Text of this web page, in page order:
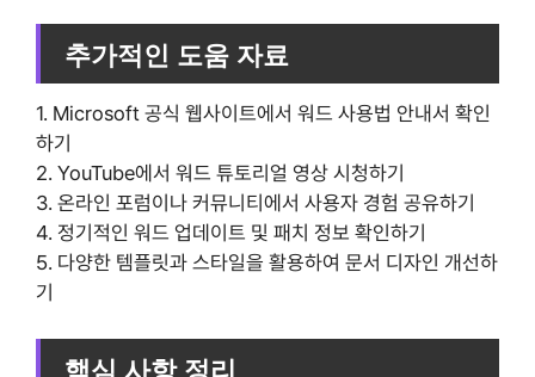
추가적인 도움 자료
1. Microsoft 공식 웹사이트에서 워드 사용법 안내서 확인
하기
2. YouTube에서 워드 튜토리얼 영상 시청하기
3. 온라인 포럼이나 커뮤니티에서 사용자 경험 공유하기
4. 정기적인 워드 업데이트 및 패치 정보 확인하기
5. 다양한 템플릿과 스타일을 활용하여 문서 디자인 개선하
기
핵심 사항 정리